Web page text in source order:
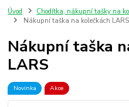
Úvod
Chodítka, nákupní tašky na
Nákupní taška na kolečkách LARS
Nákupní taška
LARS
Novinka Akce